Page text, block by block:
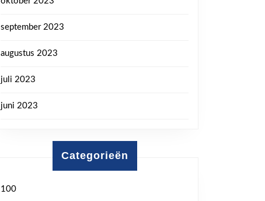
september 2023
augustus 2023
juli 2023
juni 2023
Categorieën
100